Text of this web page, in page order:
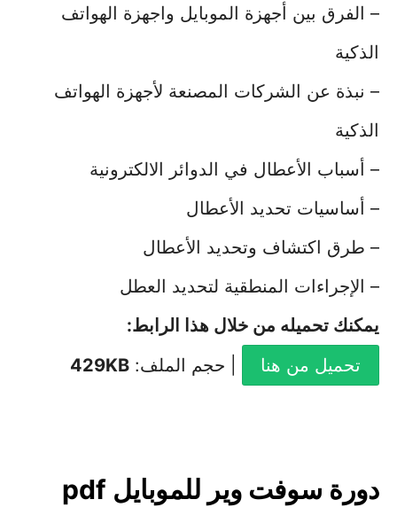
– الفرق بين أجهزة الموبايل واجهزة الهواتف
الذكية
– نبذة عن الشركات المصنعة لأجهزة الهواتف
الذكية
– أسباب الأعطال في الدوائر الالكترونية
– أساسيات تحديد الأعطال
– طرق اكتشاف وتحديد الأعطال
– الإجراءات المنطقية لتحديد العطل
يمكنك تحميله من خلال هذا الرابط:
تحميل من هنا
| حجم الملف: 429KB
دورة سوفت وير للموبايل pdf